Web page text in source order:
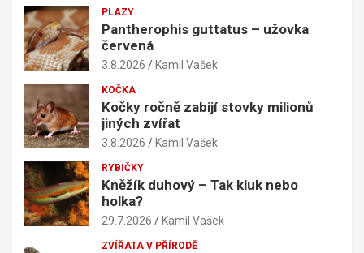
PLAZY
Pantherophis guttatus – užovka
červená
3.8.2026 Kamil Vašek
KOČKA
Kočky ročně zabijí stovky milionů
jiných zvířat
3.8.2026 Kamil Vašek
RYBIČKY
Kněžík duhový – Tak kluk nebo
holka?
29.7.2026 Kamil Vašek
ZVÍŘATA V PŘÍRODĚ